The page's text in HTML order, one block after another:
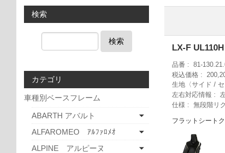
LX-F
品番
81-
税込価格
生地〈サイド / セ
左右対応情報
仕様
無段階リ
フラットシート
検索
検索
カテゴリ
車種別ベースフレーム
ABARTH アバルト
ALFAROMEO ｱﾙﾌｧﾛﾒｵ
ALPINE アルピーヌ